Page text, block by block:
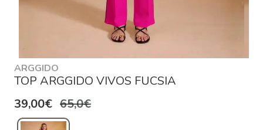
ARGGIDO
TOP ARGGIDO VIVOS FUCSIA
39,00€ 65,0€